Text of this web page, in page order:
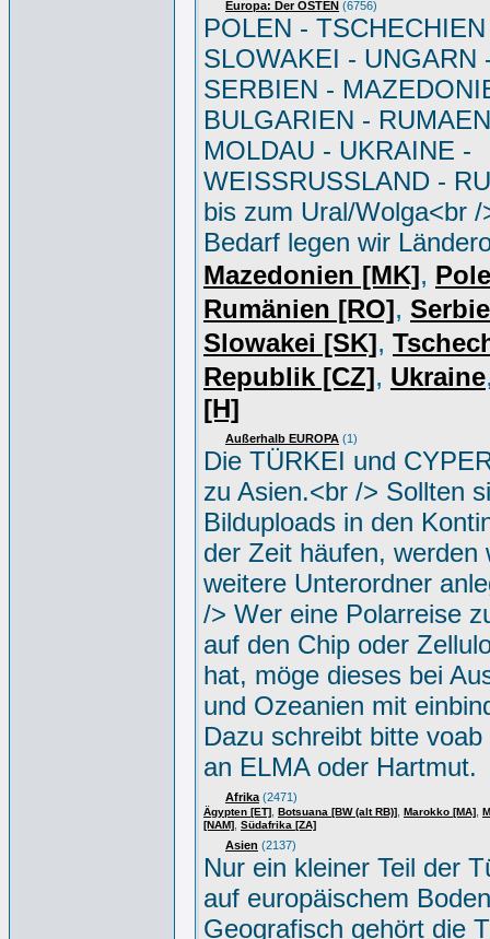
Europa: Der OSTEN (6756)
POLEN -
SLOWAKEI - UNGARN
SERBIEN -
BULGARIEN -
MOLDAU - UKRAINE -
WEISSRUSSLAND -
bis zum Ural/Wolga<br /
Bedarf legen wir
Mazedonien [MK],
Rumänien [RO],
Slowakei [SK],
Republik [CZ], Ukraine
[H]
Außerhalb EUROPA (1)
Die TÜRKEI und
zu Asien.<br /> Sollten
Bilduploads in den
der Zeit häufen, werden
weitere Unterordner
/> Wer eine Polarreise
auf den Chip oder
hat, möge dieses bei
und Ozeanien mit
Dazu schreibt bitte
an ELMA oder Hartmut.
Afrika (2471)
Ägypten [ET] Botsuana [BW (alt RB)] Marokko [MA]
[NAM] Südafrika [ZA]
Asien (2137)
Nur ein kleiner Teil der
auf europäischem
Geografisch gehört die